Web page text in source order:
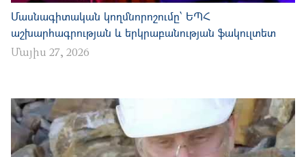
Մասնագիտական կողմնորոշումը՝ ԵՊՀ
աշխարհագրության և երկրաբանության ֆակուլտետ
Մայիս 27, 2026